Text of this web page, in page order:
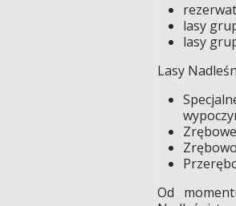
lasy
lasy
Lasy
Od